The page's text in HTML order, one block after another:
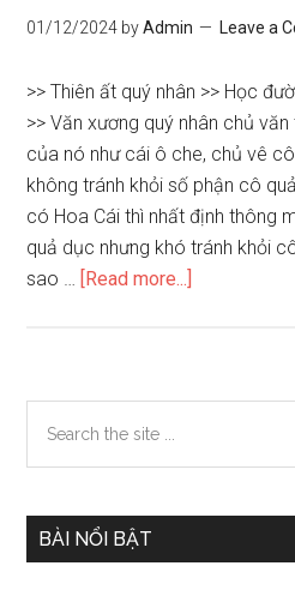
01/12/2024 byAdmin Leave a
>> Thiên ất quý nhân >> Học
>> Văn xương quý nhân chủ
của nó như cái ô che, chủ vê
không tránh khỏi số phận cô
có Hoa Cái thì nhất định thông
quả dục nhưng khó tránh khỏi
sao … [Read more...]
diện
thông
học
Primary
Sidebar
the
BÀI NỔI BẬT